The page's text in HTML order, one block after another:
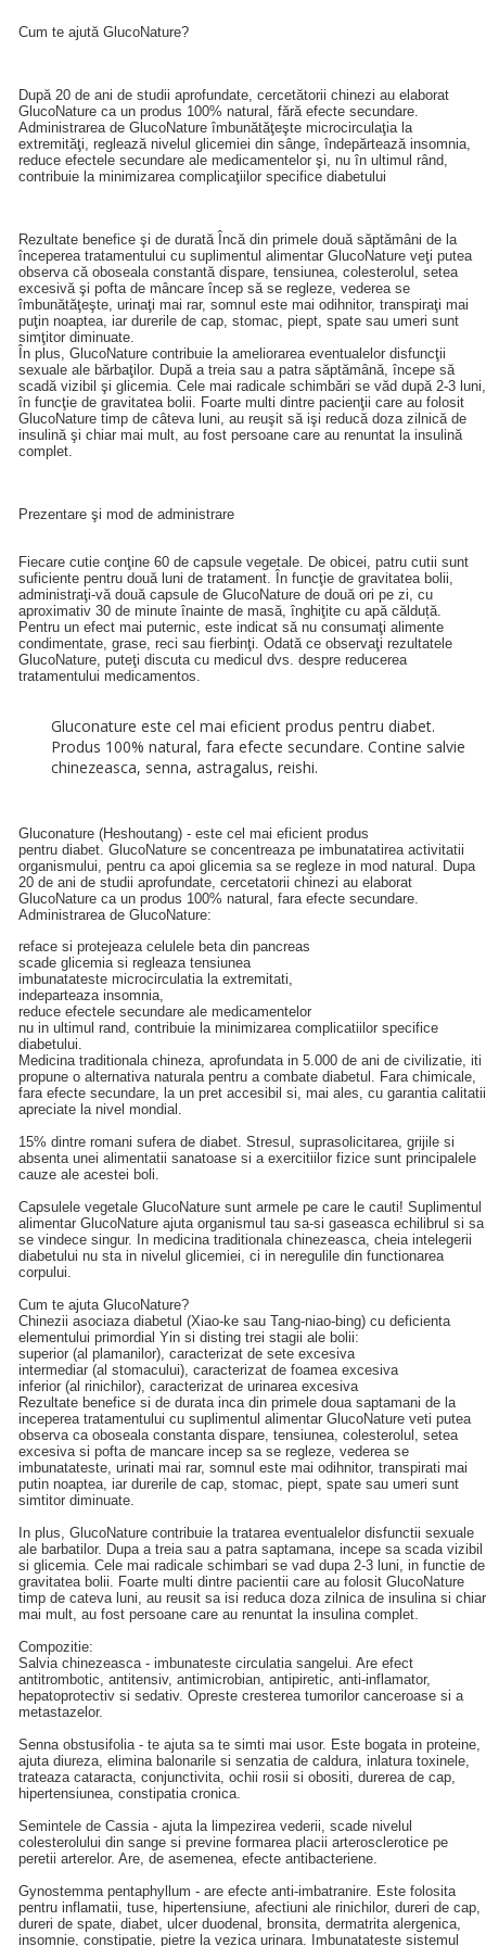
Cum te ajută GlucoNature?
După 20 de ani de studii aprofundate, cercetătorii chinezi au elaborat
GlucoNature ca un produs 100% natural, fără efecte secundare.
Administrarea de GlucoNature îmbunătăţeşte microcirculaţia la
extremităţi, reglează nivelul glicemiei din sânge, îndepărtează insomnia,
reduce efectele secundare ale medicamentelor şi, nu în ultimul rând,
contribuie la minimizarea complicaţiilor specifice diabetului
Rezultate benefice şi de durată Încă din primele două săptămâni de la
începerea tratamentului cu suplimentul alimentar GlucoNature veţi putea
observa că oboseala constantă dispare, tensiunea, colesterolul, setea
excesivă şi pofta de mâncare încep să se regleze, vederea se
îmbunătăţeşte, urinaţi mai rar, somnul este mai odihnitor, transpiraţi mai
puţin noaptea, iar durerile de cap, stomac, piept, spate sau umeri sunt
simţitor diminuate.
În plus, GlucoNature contribuie la ameliorarea eventualelor disfuncţii
sexuale ale bărbaţilor. După a treia sau a patra săptămână, începe să
scadă vizibil şi glicemia. Cele mai radicale schimbări se văd după 2-3 luni,
în funcţie de gravitatea bolii. Foarte multi dintre pacienţii care au folosit
GlucoNature timp de câteva luni, au reuşit să işi reducă doza zilnică de
insulină şi chiar mai mult, au fost persoane care au renuntat la insulină
complet.
Prezentare şi mod de administrare
Fiecare cutie conţine 60 de capsule vegetale. De obicei, patru cutii sunt
suficiente pentru două luni de tratament. În funcţie de gravitatea bolii,
administraţi-vă două capsule de GlucoNature de două ori pe zi, cu
aproximativ 30 de minute înainte de masă, înghiţite cu apă călduță.
Pentru un efect mai puternic, este indicat să nu consumaţi alimente
condimentate, grase, reci sau fierbinţi. Odată ce observaţi rezultatele
GlucoNature, puteţi discuta cu medicul dvs. despre reducerea
tratamentului medicamentos.
Gluconature este cel mai eficient produs pentru diabet.
Produs 100% natural, fara efecte secundare. Contine salvie
chinezeasca, senna, astragalus, reishi.
Gluconature (Heshoutang) - este cel mai eficient produs
pentru diabet. GlucoNature se concentreaza pe imbunatatirea activitatii
organismului, pentru ca apoi glicemia sa se regleze in mod natural. Dupa
20 de ani de studii aprofundate, cercetatorii chinezi au elaborat
GlucoNature ca un produs 100% natural, fara efecte secundare.
Administrarea de GlucoNature:
reface si protejeaza celulele beta din pancreas
scade glicemia si regleaza tensiunea
imbunatateste microcirculatia la extremitati,
indeparteaza insomnia,
reduce efectele secundare ale medicamentelor
nu in ultimul rand, contribuie la minimizarea complicatiilor specifice
diabetului.
Medicina traditionala chineza, aprofundata in 5.000 de ani de civilizatie, iti
propune o alternativa naturala pentru a combate diabetul. Fara chimicale,
fara efecte secundare, la un pret accesibil si, mai ales, cu garantia calitatii
apreciate la nivel mondial.
15% dintre romani sufera de diabet. Stresul, suprasolicitarea, grijile si
absenta unei alimentatii sanatoase si a exercitiilor fizice sunt principalele
cauze ale acestei boli.
Capsulele vegetale GlucoNature sunt armele pe care le cauti! Suplimentul
alimentar GlucoNature ajuta organismul tau sa-si gaseasca echilibrul si sa
se vindece singur. In medicina traditionala chinezeasca, cheia intelegerii
diabetului nu sta in nivelul glicemiei, ci in neregulile din functionarea
corpului.
Cum te ajuta GlucoNature?
Chinezii asociaza diabetul (Xiao-ke sau Tang-niao-bing) cu deficienta
elementului primordial Yin si disting trei stagii ale bolii:
superior (al plamanilor), caracterizat de sete excesiva
intermediar (al stomacului), caracterizat de foamea excesiva
inferior (al rinichilor), caracterizat de urinarea excesiva
Rezultate benefice si de durata inca din primele doua saptamani de la
inceperea tratamentului cu suplimentul alimentar GlucoNature veti putea
observa ca oboseala constanta dispare, tensiunea, colesterolul, setea
excesiva si pofta de mancare incep sa se regleze, vederea se
imbunatateste, urinati mai rar, somnul este mai odihnitor, transpirati mai
putin noaptea, iar durerile de cap, stomac, piept, spate sau umeri sunt
simtitor diminuate.
In plus, GlucoNature contribuie la tratarea eventualelor disfunctii sexuale
ale barbatilor. Dupa a treia sau a patra saptamana, incepe sa scada vizibil
si glicemia. Cele mai radicale schimbari se vad dupa 2-3 luni, in functie de
gravitatea bolii. Foarte multi dintre pacientii care au folosit GlucoNature
timp de cateva luni, au reusit sa isi reduca doza zilnica de insulina si chiar
mai mult, au fost persoane care au renuntat la insulina complet.
Compozitie:
Salvia chinezeasca - imbunateste circulatia sangelui. Are efect
antitrombotic, antitensiv, antimicrobian, antipiretic, anti-inflamator,
hepatoprotectiv si sedativ. Opreste cresterea tumorilor canceroase si a
metastazelor.
Senna obstusifolia - te ajuta sa te simti mai usor. Este bogata in proteine,
ajuta diureza, elimina balonarile si senzatia de caldura, inlatura toxinele,
trateaza cataracta, conjunctivita, ochii rosii si obositi, durerea de cap,
hipertensiunea, constipatia cronica.
Semintele de Cassia - ajuta la limpezirea vederii, scade nivelul
colesterolului din sange si previne formarea placii arterosclerotice pe
peretii arterelor. Are, de asemenea, efecte antibacteriene.
Gynostemma pentaphyllum - are efecte anti-imbatranire. Este folosita
pentru inflamatii, tuse, hipertensiune, afectiuni ale rinichilor, dureri de cap,
dureri de spate, diabet, ulcer duodenal, bronsita, dermatrita alergenica,
insomnie, constipatie, pietre la vezica urinara. Imbunatateste sistemul